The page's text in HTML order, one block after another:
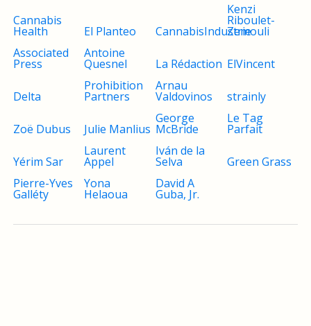
Cannabis
Health El Planteo CannabisIndustrie
Kenzi
Riboulet-
Zemouli
Associated
Press
Antoine
Quesnel La Rédaction ElVincent
Delta
Prohibition
Partners
Arnau
Valdovinos strainly
Zoë Dubus Julie Manlius
George
McBride
Le Tag
Parfait
Yérim Sar
Laurent
Appel
Iván de la
Selva
Green Grass
Pierre-Yves
Galléty
Yona
Helaoua
David A
Guba, Jr.